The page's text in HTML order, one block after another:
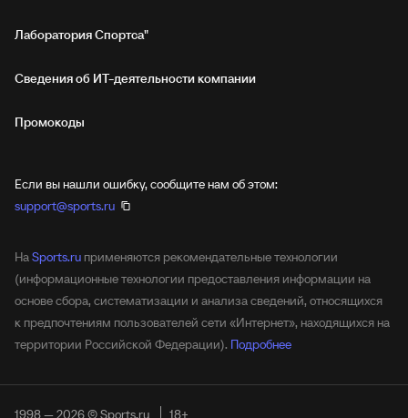
Лаборатория Спортса"
Сведения об ИТ‑деятельности компании
Промокоды
Если вы нашли ошибку, сообщите нам об этом:
support@sports.ru
НаSports.ru применяются рекомендательные технологии
(информационные технологии предоставления информации на
основе сбора, систематизации и анализа сведений, относящихся
к предпочтениям пользователей сети «Интернет», находящихся на
территории Российской Федерации). Подробнее
1998 — 2026 © Sports.ru 18+